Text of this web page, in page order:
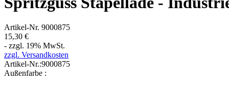
Artikel-Nr. 9000875
15,30 €
- zzgl. 19% MwSt.
zzgl. Versandkosten
Artikel-Nr.:9000875
Außenfarbe :